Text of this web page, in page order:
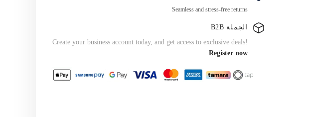
Seamless and stress-free returns
الجملة B2B
Create your business account today, and get access to exclusive deals!
Register now